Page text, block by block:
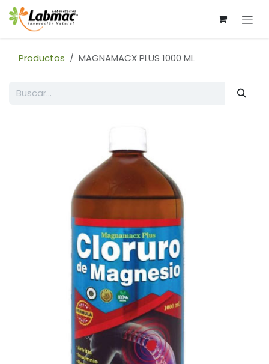
Ir al contenido
Productos MAGNAMACX PLUS 1000 ML